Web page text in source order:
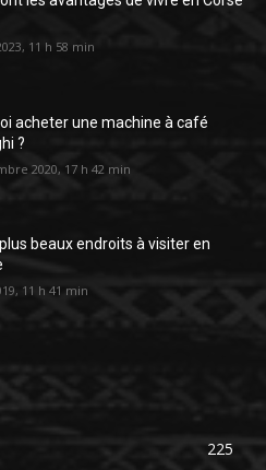
11 h 58 min
acheter une machine à café
?
2020, 17 h 42 min
beaux endroits à visiter en
11 h 41 min
225